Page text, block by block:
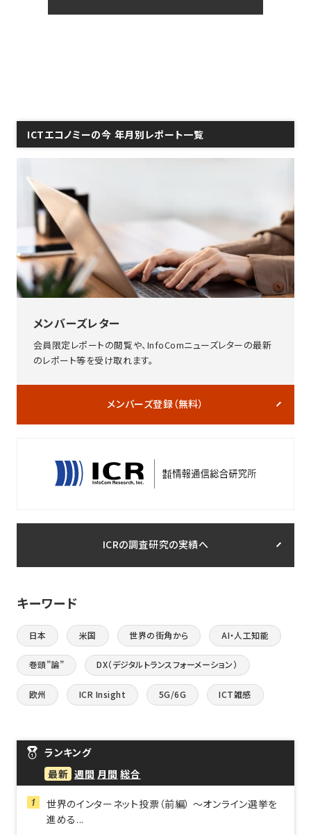
ICTエコノミーの今 年月別レポート一覧
メンバーズレター
会員限定レポートの閲覧や、InfoComニューズレターの最新
のレポート等を受け取れます。
メンバーズ登録（無料）
ICRの調査研究の実績へ
キーワード
日本 米国 世界の街角から AI・人工知能
巻頭”論” DX（デジタルトランスフォーメーション）
欧州 ICR Insight 5G/6G ICT雑感
ランキング
最新 週間 月間 総合
世界のインターネット投票（前編） ～オンライン選挙を
進める...